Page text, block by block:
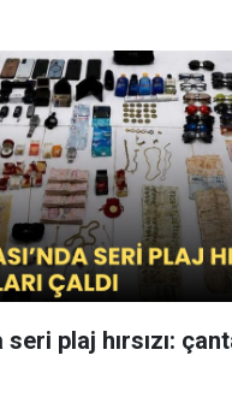
seri plaj hırsızı: